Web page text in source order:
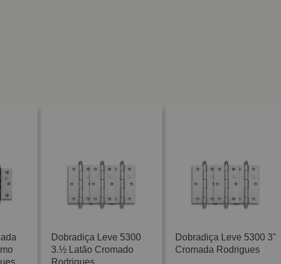
Dobradiça Leve 5300
3.½ Latão Cromado
Rodrigues
Dobradiça Leve 5300 3"
Cromada Rodrigues